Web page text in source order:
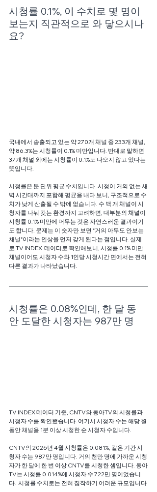
시청률 0.1%, 이 수치로 몇 명이
보는지 직관적으로 와 닿으시나
요?
국내에서 송출되고 있는 약 270개 채널 중 233개 채널,
약 86.3%는 시청률이 0.1% 미만입니다. 반대로 말하면
37개 채널 외에는 시청률이 0.1%도 나오지 않고 있다는
뜻입니다.
시청률은 분 단위 평균 수치입니다. 시청이 거의 없는 새
벽 시간대까지 포함해 평균을 내다 보니, 구조적으로 수
치가 낮게 산출될 수 밖에 없습니다. 수 백 개 채널이 시
청자를 나눠 갖는 환경까지 고려하면, 대부분의 채널이
시청률 0.1% 미만에 머무는 것은 자연스러운 결과이기
도 합니다. 문제는 이 숫자만 보면 "거의 아무도 안보는
채널"이라는 인상을 먼저 갖게 된다는 점입니다. 실제
로 TV INDEX  데이터로 확인해보니, 시청률 0.1% 미만
채널이어도 시청자 수와 1인당 시청시간 면에서는 전혀
다른 결과가 나타났습니다.
시청률은 0.08%인데, 한 달 동
안 도달한 시청자는 987만 명
TV INDEX 데이터 기준, CNTV와 동아TV의 시청률과
시청자 수를 확인했습니다. 여기서 시청자 수는 해당 월
동안 채널을 1분 이상 시청한 순 시청자 수입니다.
CNTV의 2026년 4월 시청률은 0.081%, 같은 기간 시
청자 수는 987만 명입니다. 거의 천만 명에 가까운 시청
자가 한 달에 한 번 이상 CNTV를 시청한 셈입니다. 동아
TV는 시청률 0.014%에 시청자 수 722만 명이었습니
다.  시청률 수치로는 전혀 짐작하기 어려운 규모입니다